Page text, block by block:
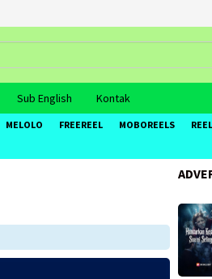
Sub English Kontak
MELOLO FREEREEL MOBOREELS